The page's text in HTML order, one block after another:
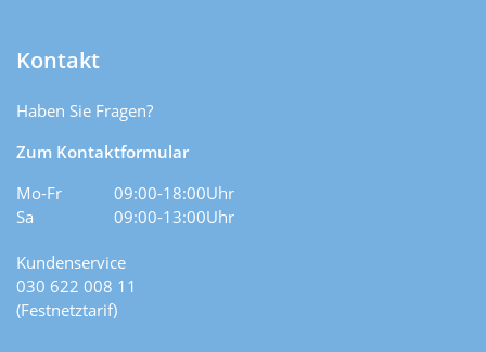
Kontakt
Haben Sie Fragen?
Zum Kontaktformular
Mo-Fr
09:00-18:00Uhr
Sa
09:00-13:00Uhr
Kundenservice
030 622 008 11
(Festnetztarif)